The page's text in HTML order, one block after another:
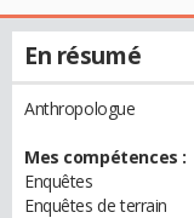
En résumé
Anthropologue
Mes compétences :
Enquêtes
Enquêtes de terrain